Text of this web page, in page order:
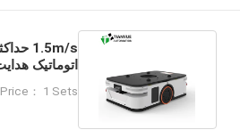
Price： 1 Sets